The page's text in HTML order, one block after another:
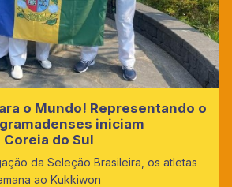
o Mundo! Representando o
iniciam
do Sul
da Seleção Brasileira, os atletas
ao Kukkiwon